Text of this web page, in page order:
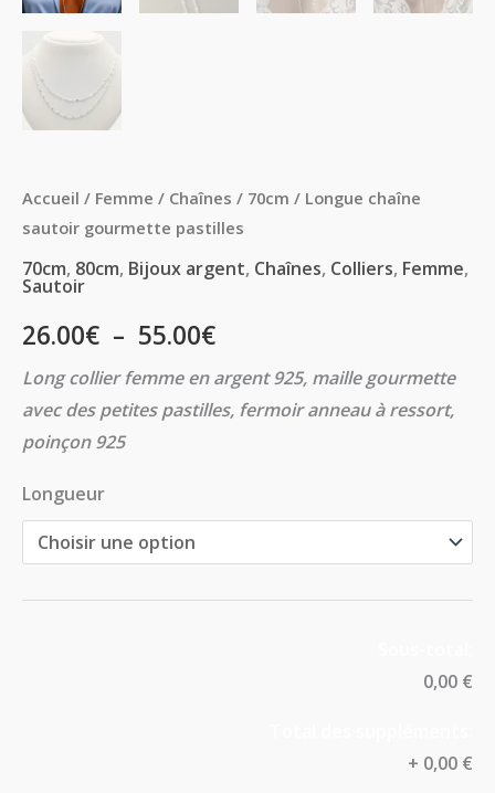
Accueil / Femme / Chaînes / 70cm / Longue chaîne
sautoir gourmette pastilles
70cm, 80cm, Bijoux argent, Chaînes, Colliers, Femme,
Sautoir
26.00€ – 55.00€
Long collier femme en argent 925, maille gourmette
avec des petites pastilles, fermoir anneau à ressort,
poinçon 925
Longueur
0,00 €
+ 0,00 €